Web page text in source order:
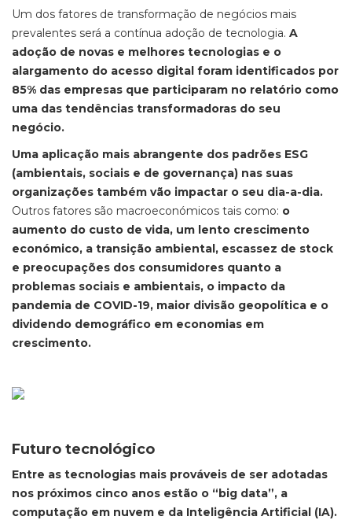
Um dos fatores de transformação de negócios mais
prevalentes será a contínua adoção de tecnologia. A
adoção de novas e melhores tecnologias e o
alargamento do acesso digital foram identificados por
85% das empresas que participaram no relatório como
uma das tendências transformadoras do seu
negócio.
Uma aplicação mais abrangente dos padrões ESG
(ambientais, sociais e de governança) nas suas
organizações também vão impactar o seu dia-a-dia.
Outros fatores são macroeconómicos tais como: o
aumento do custo de vida, um lento crescimento
económico, a transição ambiental, escassez de stock
e preocupações dos consumidores quanto a
problemas sociais e ambientais, o impacto da
pandemia de COVID-19, maior divisão geopolítica e o
dividendo demográfico em economias em
crescimento.
Futuro tecnológico
Entre as tecnologias mais prováveis de ser adotadas
nos próximos cinco anos estão o “big data”, a
computação em nuvem e da Inteligência Artificial (IA).